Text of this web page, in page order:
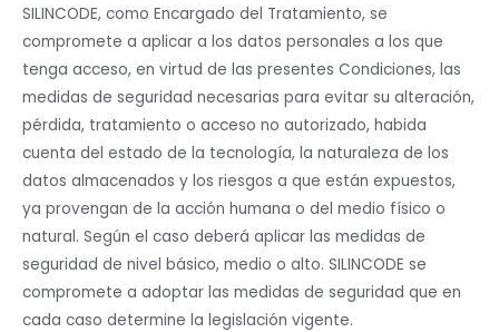
SILINCODE, como Encargado del Tratamiento, se
compromete a aplicar a los datos personales a los que
tenga acceso, en virtud de las presentes Condiciones, las
medidas de seguridad necesarias para evitar su alteración,
pérdida, tratamiento o acceso no autorizado, habida
cuenta del estado de la tecnología, la naturaleza de los
datos almacenados y los riesgos a que están expuestos,
ya provengan de la acción humana o del medio físico o
natural. Según el caso deberá aplicar las medidas de
seguridad de nivel básico, medio o alto. SILINCODE se
compromete a adoptar las medidas de seguridad que en
cada caso determine la legislación vigente.